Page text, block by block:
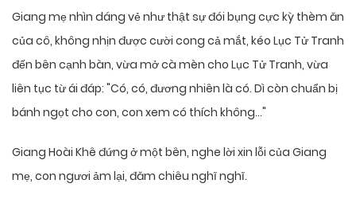
Giang mẹ nhìn dáng vẻ như thật sự đói bụng cực kỳ thèm ăn
của cô, không nhịn được cười cong cả mắt, kéo Lục Tử Tranh
đến bên cạnh bàn, vừa mở cà mèn cho Lục Tử Tranh, vừa
liên tục từ ái đáp: "Có, có, đương nhiên là có. Dì còn chuẩn bị
bánh ngọt cho con, con xem có thích không…"
Giang Hoài Khê đứng ở một bên, nghe lời xin lỗi của Giang
mẹ, con ngươi ảm lại, đăm chiêu nghĩ nghĩ.